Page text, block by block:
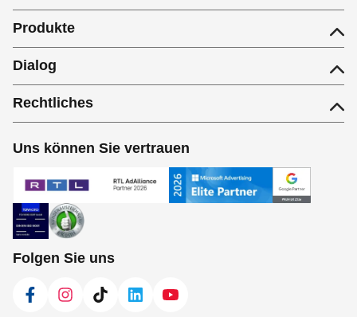
Produkte
Dialog
Rechtliches
Uns können Sie vertrauen
Folgen Sie uns